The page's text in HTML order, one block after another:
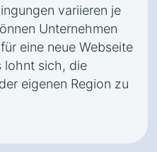
variieren je
Unternehmen
eine neue Webseite
lohnt sich, die
eigenen Region zu